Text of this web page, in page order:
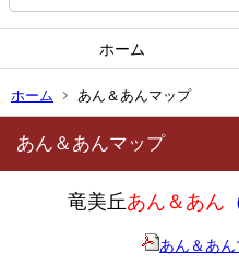
ホーム
ホーム あん＆あんマップ
あん＆あんマップ
竜美丘あん＆あん
あん＆あ